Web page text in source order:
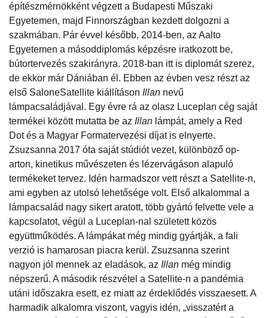
építészmérnökként végzett a Budapesti Műszaki
Egyetemen, majd Finnországban kezdett dolgozni a
szakmában. Pár évvel később, 2014-ben, az Aalto
Egyetemen a másoddiplomás képzésre iratkozott be,
bútortervezés szakirányra. 2018-ban itt is diplomát szerez,
de ekkor már Dániában él. Ebben az évben vesz részt az
első SaloneSatellite kiállításon Illan nevű
lámpacsaládjával. Egy évre rá az olasz Luceplan cég saját
termékei között mutatta be az Illan lámpát, amely a Red
Dot és a Magyar Formatervezési díjat is elnyerte.
Zsuzsanna 2017 óta saját stúdiót vezet, különböző op-
arton, kinetikus művészeten és lézervágáson alapuló
termékeket tervez. Idén harmadszor vett részt a Satellite-n,
ami egyben az utolsó lehetősége volt. Első alkalommal a
lámpacsalád nagy sikert aratott, több gyártó felvette vele a
kapcsolatot, végül a Luceplan-nal született közös
együttműködés. A lámpákat még mindig gyártják, a fali
verzió is hamarosan piacra kerül. Zsuzsanna szerint
nagyon jól mennek az eladások, az Illan még mindig
népszerű. A második részvétel a Satellite-n a pandémia
utáni időszakra esett, ez miatt az érdeklődés visszaesett. A
harmadik alkalomra viszont, vagyis idén, „visszatért a